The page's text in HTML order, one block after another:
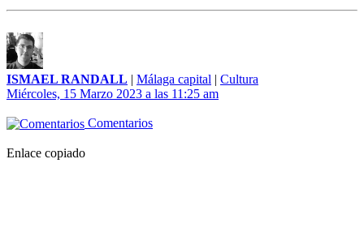
ISMAEL RANDALL | Málaga capital | Cultura
Miércoles, 15 Marzo 2023 a las 11:25 am
Comentarios
Enlace copiado